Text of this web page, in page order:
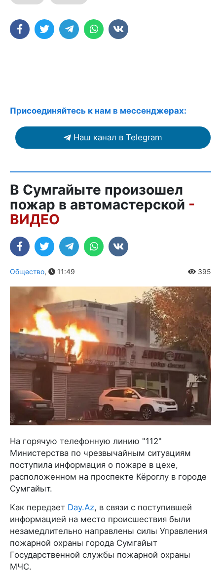
Присоединяйтесь к нам в мессенджерах:
Наш канал в Telegram
В Сумгайыте произошел
пожар в автомастерской -
ВИДЕО
Общество, 11:49 395
На горячую телефонную линию "112"
Министерства по чрезвычайным ситуациям
поступила информация о пожаре в цехе,
расположенном на проспекте Кёроглу в городе
Сумгайыт.
Как передает Day.Az, в связи с поступившей
информацией на место происшествия были
незамедлительно направлены силы Управления
пожарной охраны города Сумгайыт
Государственной службы пожарной охраны
МЧС.